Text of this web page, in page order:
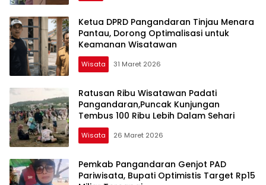
Ketua DPRD Pangandaran Tinjau Menara
Pantau, Dorong Optimalisasi untuk
Keamanan Wisatawan
Wisata 31 Maret 2026
Ratusan Ribu Wisatawan Padati
Pangandaran,Puncak Kunjungan
Tembus 100 Ribu Lebih Dalam Sehari
Wisata 26 Maret 2026
Pemkab Pangandaran Genjot PAD
Pariwisata, Bupati Optimistis Target Rp15